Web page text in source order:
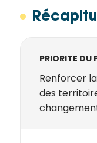
PRIORITE DU
Renforcer
des